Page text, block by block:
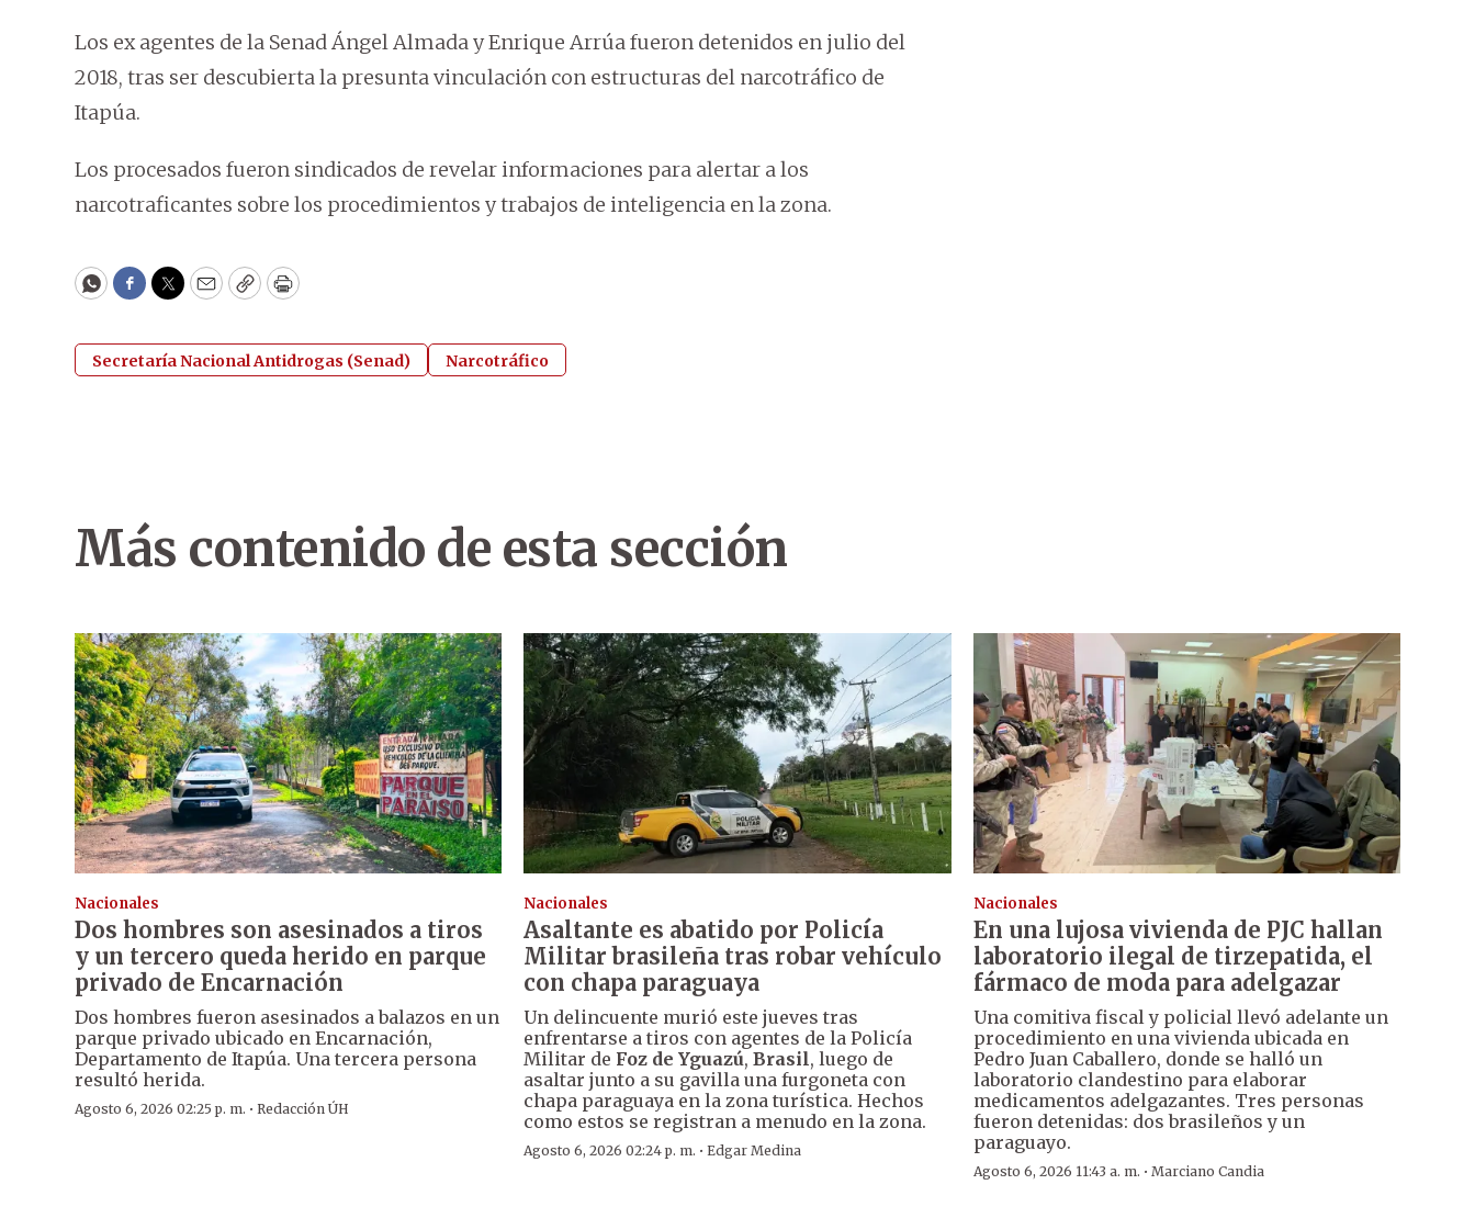
Los ex agentes de la Senad Ángel Almada y Enrique Arrúa fueron detenidos en julio del
2018, tras ser descubierta la presunta vinculación con estructuras del narcotráfico de
Itapúa.
Los procesados fueron sindicados de revelar informaciones para alertar a los
narcotraficantes sobre los procedimientos y trabajos de inteligencia en la zona.
WhatsApp
Facebook
Twitter
EmailCopyPrint
Secretaría Nacional Antidrogas (Senad) Narcotráfico
Más contenido de esta sección
Nacionales
Dos hombres son asesinados a tiros
y un tercero queda herido en parque
privado de Encarnación
Dos hombres fueron asesinados a balazos en un
parque privado ubicado en Encarnación,
Departamento de Itapúa. Una tercera persona
resultó herida.
Agosto 6, 2026 02:25 p. m. · Redacción ÚH
Nacionales
Asaltante es abatido por Policía
Militar brasileña tras robar vehículo
con chapa paraguaya
Un delincuente murió este jueves tras
enfrentarse a tiros con agentes de la Policía
Militar de Foz de Yguazú,Brasil, luego de
asaltar junto a su gavilla una furgoneta con
chapa paraguaya en la zona turística. Hechos
como estos se registran a menudo en la zona.
Agosto 6, 2026 02:24 p. m. ·Edgar Medina
Nacionales
En una lujosa vivienda de PJC hallan
laboratorio ilegal de tirzepatida, el
fármaco de moda para adelgazar
Una comitiva fiscal y policial llevó adelante un
procedimiento en una vivienda ubicada en
Pedro Juan Caballero, donde se halló un
laboratorio clandestino para elaborar
medicamentos adelgazantes. Tres personas
fueron detenidas: dos brasileños y un
paraguayo.
Agosto 6, 2026 11:43 a. m. · Marciano Candia